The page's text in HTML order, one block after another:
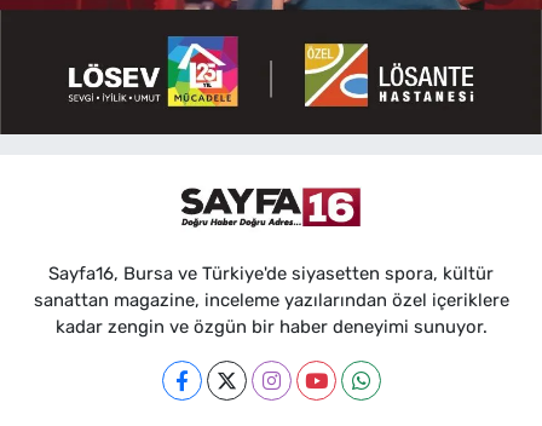
Sayfa16, Bursa ve Türkiye'de siyasetten spora, kültür
sanattan magazine, inceleme yazılarından özel içeriklere
kadar zengin ve özgün bir haber deneyimi sunuyor.